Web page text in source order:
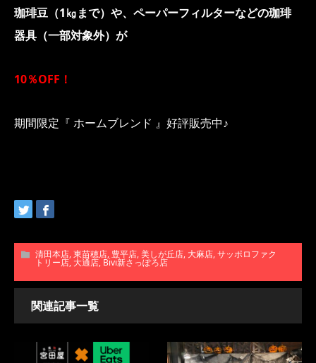
珈琲豆（1㎏まで）や、ペーパーフィルターなどの珈琲
器具（一部対象外）が
10％OFF！
期間限定『 ホームブレンド 』好評販売中♪
清田本店,東苗穂店, 豊平店,美しが丘店, 大麻店,サッポロファク
トリー店, 大通店,Bivi新さっぽろ店
関連記事一覧